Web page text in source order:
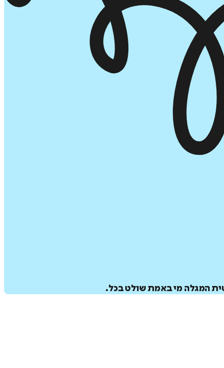
המגלה מי באמת שולט בכל.